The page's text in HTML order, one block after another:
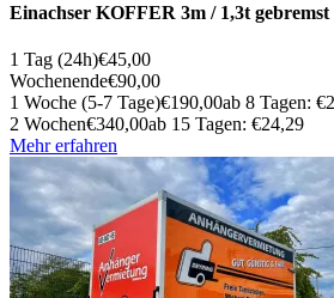
Einachser KOFFER 3m / 1,3t gebremst
1 Tag (24h)€45,00
Wochenende€90,00
1 Woche (5-7 Tage)€190,00ab 8 Tagen:
2 Wochen€340,00ab 15 Tagen: €24,29
Mehr erfahren